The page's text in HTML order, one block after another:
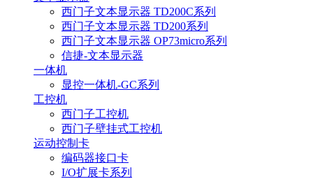
西门子文本显示器 TD200C系列
西门子文本显示器 TD200系列
西门子文本显示器 OP73micro系列
信捷-文本显示器
一体机
显控一体机-GC系列
工控机
西门子工控机
西门子壁挂式工控机
运动控制卡
编码器接口卡
I/O扩展卡系列